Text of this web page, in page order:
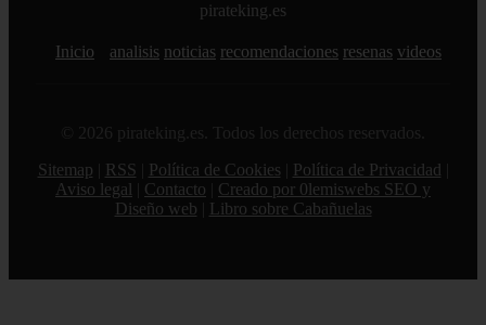
pirateking.es
Inicio analisis noticias recomendaciones resenas videos
© 2026 pirateking.es. Todos los derechos reservados.
Sitemap
RSS Política de Cookies Política de Privacidad
Aviso legal
Contacto
Creado por 0lemiswebs SEO y
Diseño web
Libro sobre Cabañuelas